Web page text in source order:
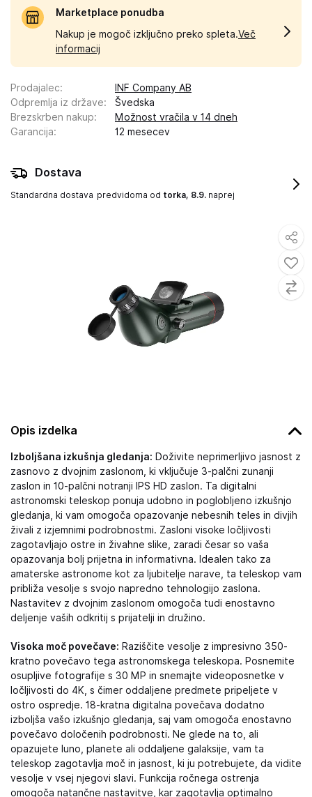
Opis izdelka
Izboljšana izkušnja gledanja: Doživite neprimerljivo jasnost z
zasnovo z dvojnim zaslonom, ki vključuje 3-palčni zunanji
zaslon in 10-palčni notranji IPS HD zaslon. Ta digitalni
astronomski teleskop ponuja udobno in poglobljeno izkušnjo
gledanja, ki vam omogoča opazovanje nebesnih teles in divjih
živali z izjemnimi podrobnostmi. Zasloni visoke ločljivosti
zagotavljajo ostre in živahne slike, zaradi česar so vaša
opazovanja bolj prijetna in informativna. Idealen tako za
amaterske astronome kot za ljubitelje narave, ta teleskop vam
približa vesolje s svojo napredno tehnologijo zaslona.
Nastavitev z dvojnim zaslonom omogoča tudi enostavno
deljenje vaših odkritij s prijatelji in družino.
Visoka moč povečave: Raziščite vesolje z impresivno 350-
kratno povečavo tega astronomskega teleskopa. Posnemite
osupljive fotografije s 30 MP in snemajte videoposnetke v
ločljivosti do 4K, s čimer oddaljene predmete pripeljete v
ostro ospredje. 18-kratna digitalna povečava dodatno
izboljša vašo izkušnjo gledanja, saj vam omogoča enostavno
povečavo določenih podrobnosti. Ne glede na to, ali
opazujete luno, planete ali oddaljene galaksije, vam ta
teleskop zagotavlja moč in jasnost, ki ju potrebujete, da vidite
vesolje v vsej njegovi slavi. Funkcija ročnega ostrenja
omogoča natančne nastavitve, kar zagotavlja optimalno
Marketplace ponudba
Nakup je mogoč izključno preko spleta.Več
informacij
Prodajalec:
INF Company AB
Odpremlja iz države:
Švedska
Brezskrben nakup:
Možnost vračila v 14 dneh
Garancija: 12 mesecev
Dostava
Standardna dostava predvidoma od torka, 8.9. naprej